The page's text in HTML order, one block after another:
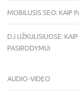
MOBILUSIS SEO: KAIP
DJ UŽKULISIUOSE:
PASIRODYMUI
AUDIO-VIDEO